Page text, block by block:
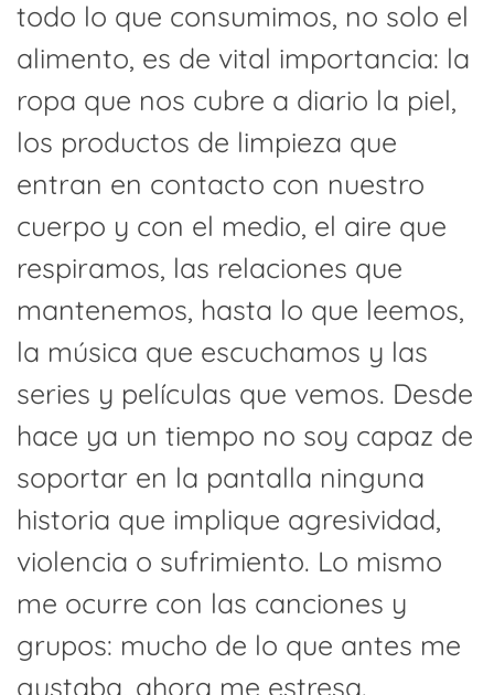
todo lo que consumimos, no solo el
alimento, es de vital importancia: la
ropa que nos cubre a diario la piel,
los productos de limpieza que
entran en contacto con nuestro
cuerpo y con el medio, el aire que
respiramos, las relaciones que
mantenemos, hasta lo que leemos,
la música que escuchamos y las
series y películas que vemos. Desde
hace ya un tiempo no soy capaz de
soportar en la pantalla ninguna
historia que implique agresividad,
violencia o sufrimiento. Lo mismo
me ocurre con las canciones y
grupos: mucho de lo que antes me
gustaba, ahora me estresa.